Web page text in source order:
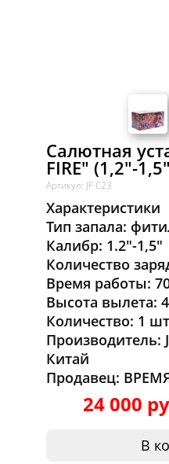
Артикул: JF C23
Салютная
FIRE" (1,2"-
24 000
В
Характеристики
Тип запала:
Калибр: 1.2"-1,5"
Количество
Время работы:
Высота вылета:
Количество: 1
Производитель:
Китай
Продавец: